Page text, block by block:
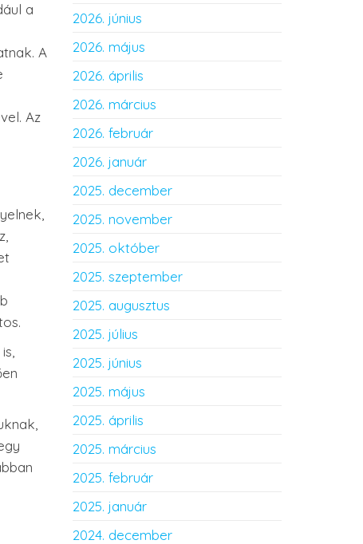
a
A
Az
2026. június
2026. május
2026. április
2026. március
2026. február
2026. január
2025. december
2025. november
2025. október
2025. szeptember
2025. augusztus
2025. július
2025. június
2025. május
2025. április
2025. március
2025. február
2025. január
2024. december